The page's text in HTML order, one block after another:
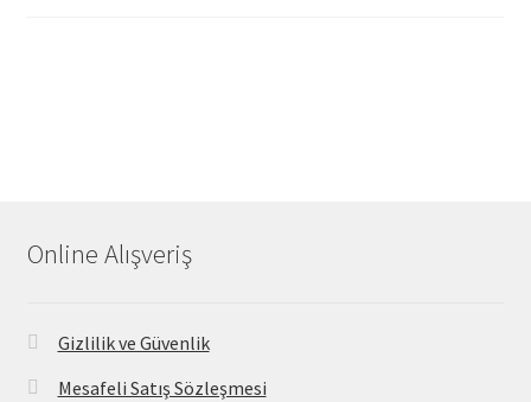
Online Alışveriş
Gizlilik ve Güvenlik
Mesafeli Satış Sözleşmesi